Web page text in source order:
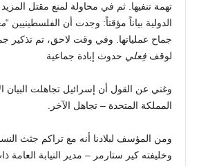
تهمة تنفيها. ثم في محاولة لمنع مقتل
الدولية بياناً مؤقتاً: وجدت أن الفلسطينيين “
جماح عملياتها. وفي وقت لاحق، تم تذكير
لوقففِعلي حدوث إبادة جماعية
وغني عن القول أن إسرائيل تجاهلت البيان
المملكة المتحدة – تجاهل الآخر .
ومن المؤسف لبلادنا أنه مع تراكم جثث
وخليفته كير ستارمر – مدير النيابة العامة